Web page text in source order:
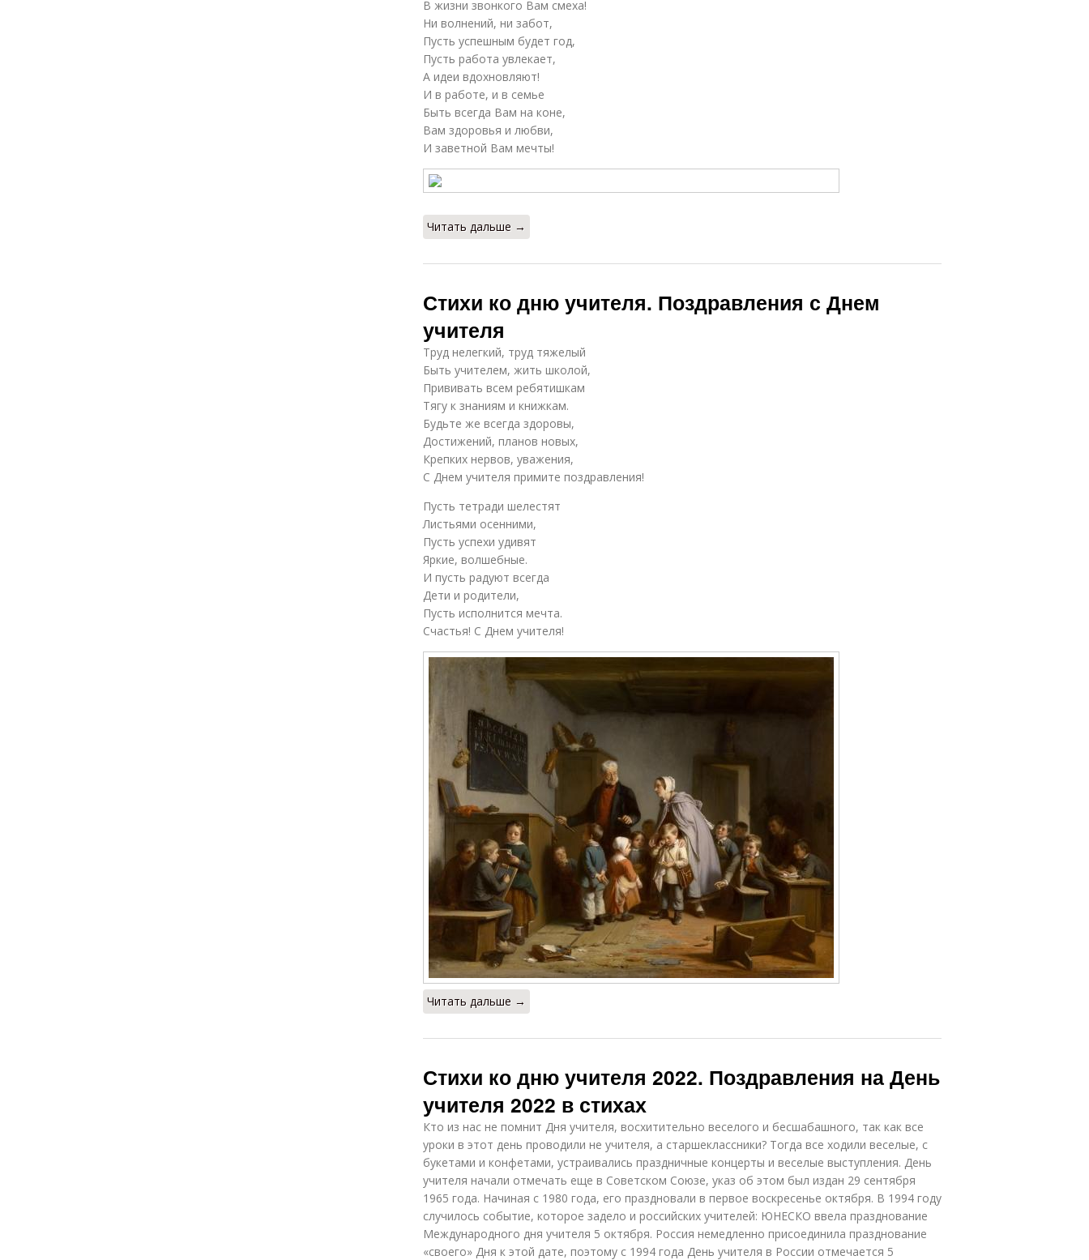
В жизни звонкого Вам смеха!
Ни волнений, ни забот,
Пусть успешным будет год,
Пусть работа увлекает,
А идеи вдохновляют!
И в работе, и в семье
Быть всегда Вам на коне,
Вам здоровья и любви,
И заветной Вам мечты!
Читать дальше →
Стихи ко дню учителя. Поздравления с Днем
учителя
Труд нелегкий, труд тяжелый
Быть учителем, жить школой,
Прививать всем ребятишкам
Тягу к знаниям и книжкам.
Будьте же всегда здоровы,
Достижений, планов новых,
Крепких нервов, уважения,
С Днем учителя примите поздравления!
Пусть тетради шелестят
Листьями осенними,
Пусть успехи удивят
Яркие, волшебные.
И пусть радуют всегда
Дети и родители,
Пусть исполнится мечта.
Счастья! С Днем учителя!
Читать дальше →
Стихи ко дню учителя 2022. Поздравления на День
учителя 2022 в стихах
Кто из нас не помнит Дня учителя, восхитительно веселого и бесшабашного, так как все
уроки в этот день проводили не учителя, а старшеклассники? Тогда все ходили веселые, с
букетами и конфетами, устраивались праздничные концерты и веселые выступления. День
учителя начали отмечать еще в Советском Союзе, указ об этом был издан 29 сентября
1965 года. Начиная с 1980 года, его праздновали в первое воскресенье октября. В 1994 году
случилось событие, которое задело и российских учителей: ЮНЕСКО ввела празднование
Международного дня учителя 5 октября. Россия немедленно присоединила празднование
«своего» Дня к этой дате, поэтому с 1994 года День учителя в России отмечается 5